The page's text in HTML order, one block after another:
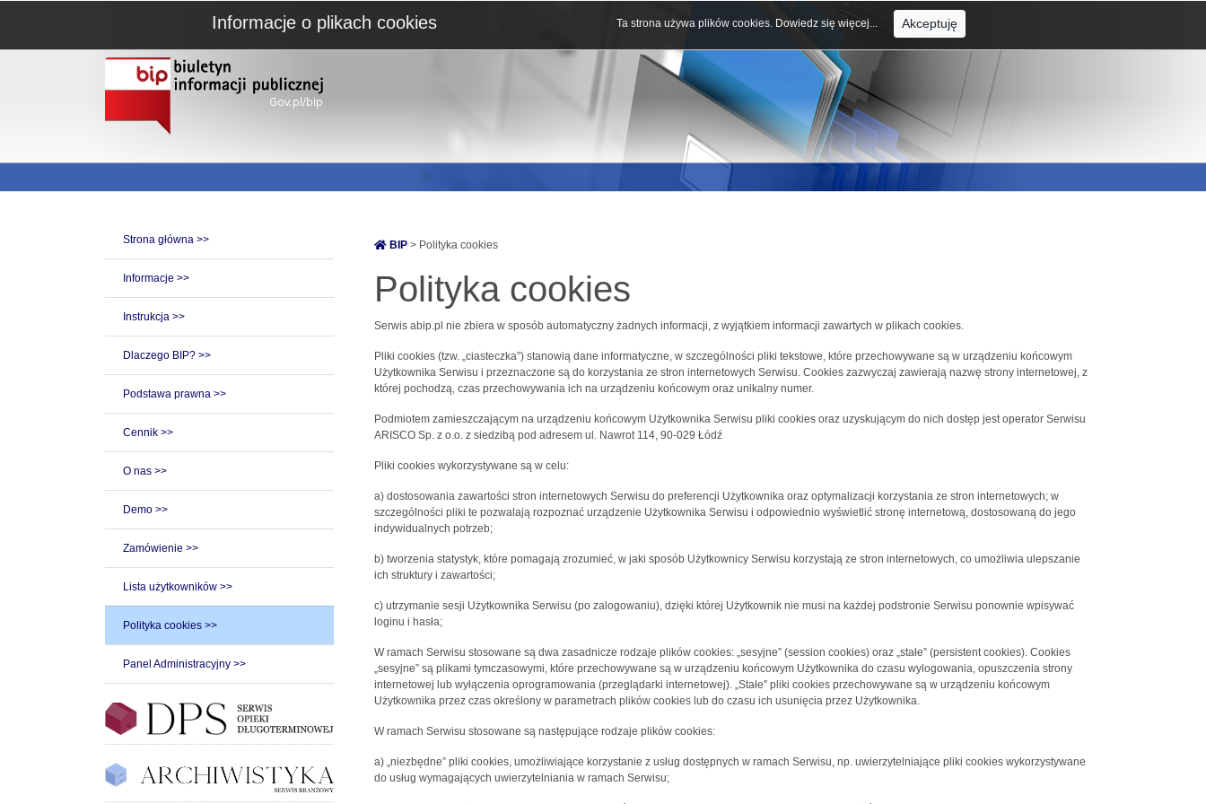
Strona główna >>
Informacje >>
Instrukcja >>
Dlaczego BIP? >>
Podstawa prawna >>
Cennik >>
O nas >>
Demo >>
Zamówienie >>
Lista użytkowników >>
Polityka cookies >>
Panel Administracyjny >>
BIP > Polityka cookies
Polityka cookies
Serwis abip.pl nie zbiera w sposób automatyczny żadnych informacji, z wyjątkiem informacji zawartych w plikach cookies.
Pliki cookies (tzw. „ciasteczka”) stanowią dane informatyczne, w szczególności pliki tekstowe, które przechowywane są w urządzeniu końcowym
Użytkownika Serwisu i przeznaczone są do korzystania ze stron internetowych Serwisu. Cookies zazwyczaj zawierają nazwę strony internetowej, z
której pochodzą, czas przechowywania ich na urządzeniu końcowym oraz unikalny numer.
Podmiotem zamieszczającym na urządzeniu końcowym Użytkownika Serwisu pliki cookies oraz uzyskującym do nich dostęp jest operator Serwisu
ARISCO Sp. z o.o. z siedzibą pod adresem ul. Nawrot 114, 90-029 Łódź
Pliki cookies wykorzystywane są w celu:
a) dostosowania zawartości stron internetowych Serwisu do preferencji Użytkownika oraz optymalizacji korzystania ze stron internetowych; w
szczególności pliki te pozwalają rozpoznać urządzenie Użytkownika Serwisu i odpowiednio wyświetlić stronę internetową, dostosowaną do jego
indywidualnych potrzeb;
b) tworzenia statystyk, które pomagają zrozumieć, w jaki sposób Użytkownicy Serwisu korzystają ze stron internetowych, co umożliwia ulepszanie
ich struktury i zawartości;
c) utrzymanie sesji Użytkownika Serwisu (po zalogowaniu), dzięki której Użytkownik nie musi na każdej podstronie Serwisu ponownie wpisywać
loginu i hasła;
W ramach Serwisu stosowane są dwa zasadnicze rodzaje plików cookies: „sesyjne” (session cookies) oraz „stałe” (persistent cookies). Cookies
„sesyjne” są plikami tymczasowymi, które przechowywane są w urządzeniu końcowym Użytkownika do czasu wylogowania, opuszczenia strony
internetowej lub wyłączenia oprogramowania (przeglądarki internetowej). „Stałe” pliki cookies przechowywane są w urządzeniu końcowym
Użytkownika przez czas określony w parametrach plików cookies lub do czasu ich usunięcia przez Użytkownika.
W ramach Serwisu stosowane są następujące rodzaje plików cookies:
a) „niezbędne” pliki cookies, umożliwiające korzystanie z usług dostępnych w ramach Serwisu, np. uwierzytelniające pliki cookies wykorzystywane
do usług wymagających uwierzytelniania w ramach Serwisu;
Informacje o plikach cookies Ta strona używa plików cookies. Dowiedz się więcej... Akceptuję